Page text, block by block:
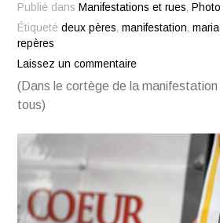
Publié dans Manifestations et rues,
Étiquetédeux pères,manifestation,
repères
Laissez un commentaire
(Dans le cortège de la
tous)